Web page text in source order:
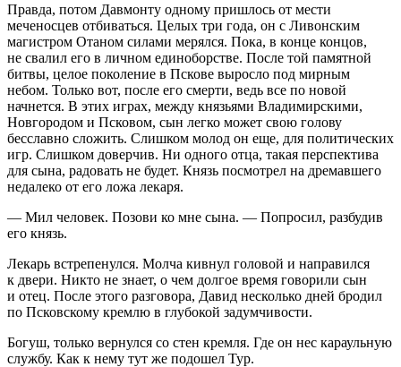
Правда, потом Давмонту одному пришлось от мести
меченосцев отбиваться. Целых три года, он с Ливонским
магистром Отаном силами мерялся. Пока, в конце концов,
не свалил его в личном единоборстве. После той памятной
битвы, целое поколение в Пскове выросло под мирным
небом. Только вот, после его смерти, ведь все по новой
начнется. В этих играх, между князьями Владимирскими,
Новгородом и Псковом, сын легко может свою голову
бесславно сложить. Слишком молод он еще, для политических
игр. Слишком доверчив. Ни одного отца, такая перспектива
для сына, радовать не будет. Князь посмотрел на дремавшего
недалеко от его ложа лекаря.
— Мил человек. Позови ко мне сына. — Попросил, разбудив
его князь.
Лекарь встрепенулся. Молча кивнул головой и направился
к двери. Никто не знает, о чем долгое время говорили сын
и отец. После этого разговора, Давид несколько дней бродил
по Псковскому кремлю в глубокой задумчивости.
Богуш, только вернулся со стен кремля. Где он нес караульную
службу. Как к нему тут же подошел Тур.